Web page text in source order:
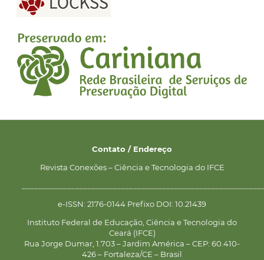
Contato / Endereço
Revista Conexões – Ciência e Tecnologia do IFCE
e-ISSN: 2176-0144 Prefixo DOI: 10.21439
Instituto Federal de Educação, Ciência e Tecnologia do
Ceará (IFCE)
Rua Jorge Dumar, 1.703 – Jardim América – CEP: 60.410-
426 – Fortaleza/CE – Brasil